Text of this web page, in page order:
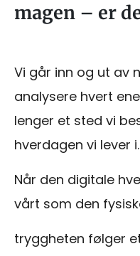
magen – er
Vi går inn og ut av
analysere hvert
lenger et sted vi
hverdagen vi lever i.
Når den digitale
vårt som den
tryggheten følger